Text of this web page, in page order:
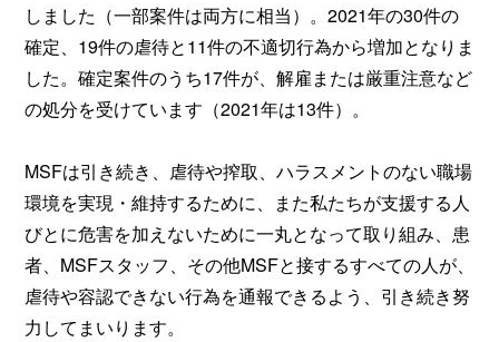
しました（一部案件は両方に相当）。2021年の30件の
確定、19件の虐待と11件の不適切行為から増加となりま
した。確定案件のうち17件が、解雇または厳重注意など
の処分を受けています（2021年は13件）。
MSFは引き続き、虐待や搾取、ハラスメントのない職場
環境を実現・維持するために、また私たちが支援する人
びとに危害を加えないために一丸となって取り組み、患
者、MSFスタッフ、その他MSFと接するすべての人が、
虐待や容認できない行為を通報できるよう、引き続き努
力してまいります。